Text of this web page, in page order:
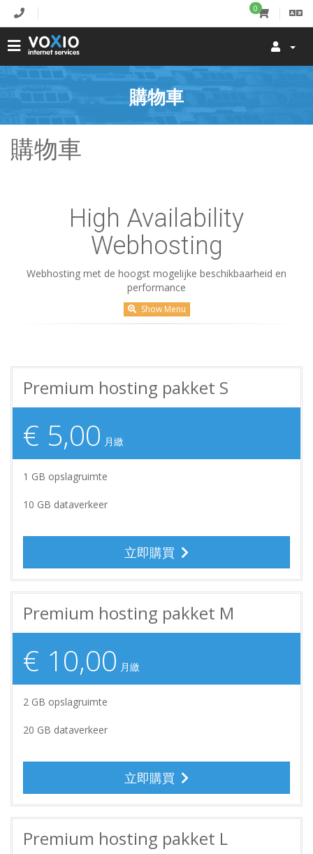
0
購物車
購物車
High Availability
Webhosting
Webhosting met de hoogst mogelijke beschikbaarheid en
performance
Show Menu
Premium hosting pakket S
€ 5,00 月繳
1 GB opslagruimte
10 GB dataverkeer
立即購買
Premium hosting pakket M
€ 10,00 月繳
2 GB opslagruimte
20 GB dataverkeer
立即購買
Premium hosting pakket L